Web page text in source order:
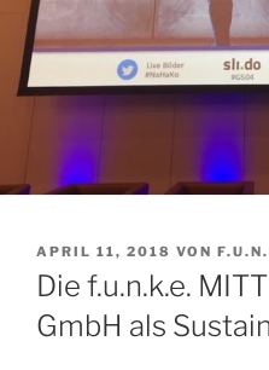
VERÖFFENTLICHT
AM
APRIL 11, 2018 VON
Die f.u.n.k.e.
GmbH als